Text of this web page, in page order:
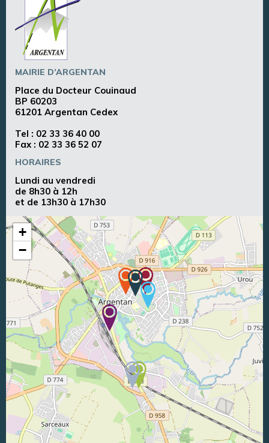
MAIRIE D’ARGENTAN
Place du Docteur Couinaud
BP 60203
61201 Argentan Cedex
Tel : 02 33 36 40 00
Fax : 02 33 36 52 07
HORAIRES
Lundi au vendredi
de 8h30 à 12h
et de 13h30 à 17h30
+
−